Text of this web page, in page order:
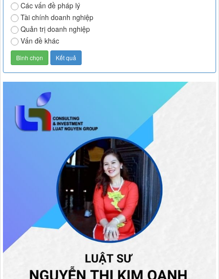
Các vấn đề pháp lý
Tài chính doanh nghiệp
Quản trị doanh nghiệp
Vấn đề khác